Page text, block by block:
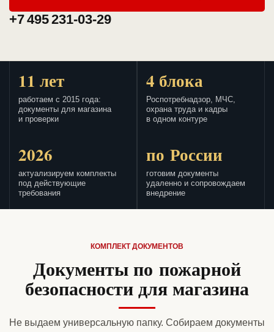
+7 495 231-03-29
11 лет
работаем с 2015 года:
документы для магазина
и проверки
4 блока
Роспотребнадзор, МЧС,
охрана труда и кадры
в одном контуре
2026
актуализируем комплекты
под действующие
требования
по России
готовим документы
удаленно и сопровождаем
внедрение
КОМПЛЕКТ ДОКУМЕНТОВ
Документы по пожарной
безопасности для магазина
Не выдаем универсальную папку. Собираем документы